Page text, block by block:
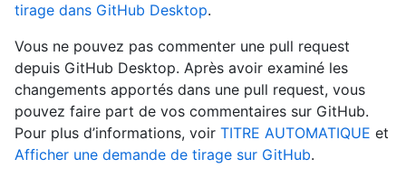
tirage dans GitHub Desktop.
Vous ne pouvez pas commenter une pull request
depuis GitHub Desktop. Après avoir examiné les
changements apportés dans une pull request, vous
pouvez faire part de vos commentaires sur GitHub.
Pour plus d’informations, voir TITRE AUTOMATIQUE et
Afficher une demande de tirage sur GitHub.